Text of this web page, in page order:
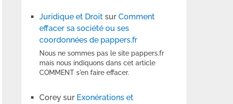
Juridique et Droit surComment
effacer sa société ou ses
coordonnées de pappers.fr
Nous ne sommes pas le site pappers.fr
mais nous indiquons dans cet article
COMMENT s'en faire effacer.
Corey sur Exonérations et